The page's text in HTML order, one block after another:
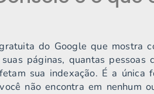
do Google que mostra
páginas, quantas pessoas
sua indexação. É a única
não encontra em nenhum